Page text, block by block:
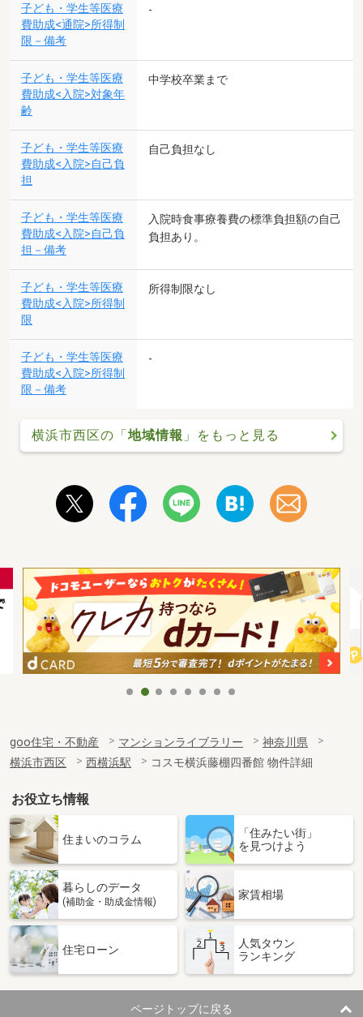
子ども・学生等医療
費助成<通院>所得制
限－備考
-
子ども・学生等医療
費助成<入院>対象年
齢
中学校卒業まで
子ども・学生等医療
費助成<入院>自己負
担
自己負担なし
子ども・学生等医療
費助成<入院>自己負
担－備考
入院時食事療養費の標準負担額の自己
負担あり。
子ども・学生等医療
費助成<入院>所得制
限
所得制限なし
子ども・学生等医療
費助成<入院>所得制
限－備考
-
横浜市西区の「 地域情報 」をもっと見る
goo住宅・不動産 マンションライブラリー
神奈川県
横浜市西区
西横浜駅 コスモ横浜藤棚四番館 物件詳細
お役立ち情報
住まいのコラム
「住みたい街」
を見つけよう
暮らしのデータ
(補助金・助成金情報)
家賃相場
住宅ローン
人気タウン
ランキング
ページトップに戻る